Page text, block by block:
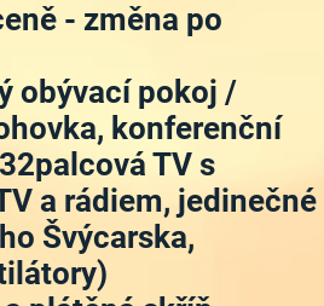
- změna po
obývací pokoj /
konferenční
TV s
a rádiem, jedinečné
Švýcarska,